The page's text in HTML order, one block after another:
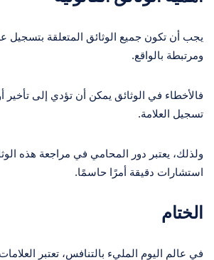
يجب أن تكون جميع الوثائق المتعلقة بتسجيل
ومرتبطة بالواقع.
فالأخطاء في الوثائق يمكن أن تؤدي إلى
تسجيل العلامة.
ولذلك، يعتبر دور المحامي في مراجعة هذه
استشارات دقيقة أمرًا حاسمًا.
الختام
في عالم اليوم المليء بالتنافس، تعتبر